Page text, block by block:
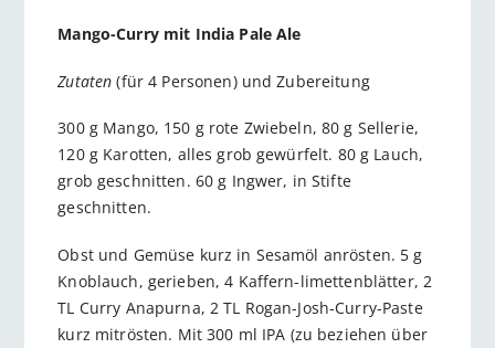
Mango-Curry mit India Pale Ale
Zutaten (für 4 Personen) und Zubereitung
300 g Mango, 150 g rote Zwiebeln, 80 g Sellerie,
120 g Karotten, alles grob gewürfelt. 80 g Lauch,
grob geschnitten. 60 g Ingwer, in Stifte
geschnitten.
Obst und Gemüse kurz in Sesamöl anrösten. 5 g
Knoblauch, gerieben, 4 Kaffern-limettenblätter, 2
TL Curry Anapurna, 2 TL Rogan-Josh-Curry-Paste
kurz mitrösten. Mit 300 ml IPA (zu beziehen über